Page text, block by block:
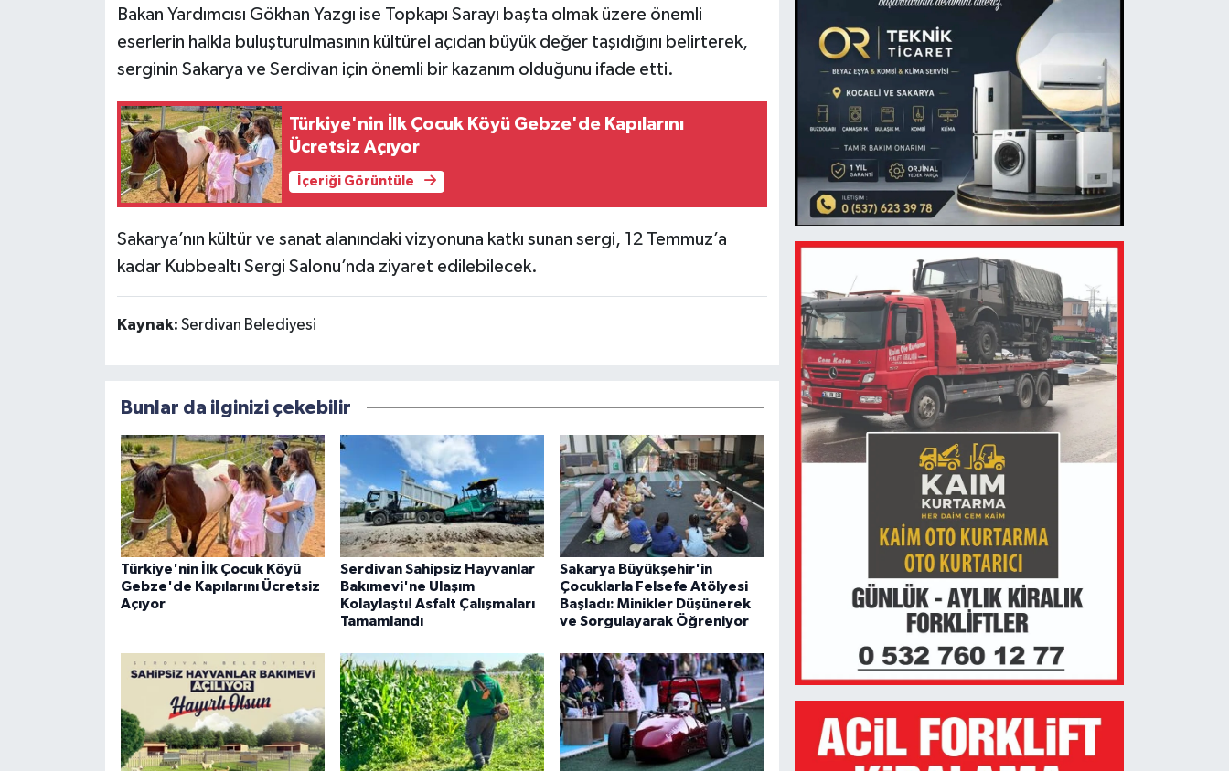
Bakan Yardımcısı Gökhan Yazgı ise Topkapı Sarayı başta olmak üzere önemli
eserlerin halkla buluşturulmasının kültürel açıdan büyük değer taşıdığını belirterek,
serginin Sakarya ve Serdivan için önemli bir kazanım olduğunu ifade etti.
Türkiye'nin İlk Çocuk Köyü Gebze'de Kapılarını
Ücretsiz Açıyor
İçeriği Görüntüle
Sakarya’nın kültür ve sanat alanındaki vizyonuna katkı sunan sergi, 12 Temmuz’a
kadar Kubbealtı Sergi Salonu’nda ziyaret edilebilecek.
Kaynak: Serdivan Belediyesi
Bunlar da ilginizi çekebilir
Türkiye'nin İlk Çocuk Köyü
Gebze'de Kapılarını Ücretsiz
Açıyor
Serdivan Sahipsiz Hayvanlar
Bakımevi'ne Ulaşım
Kolaylaştı! Asfalt Çalışmaları
Tamamlandı
Sakarya Büyükşehir'in
Çocuklarla Felsefe Atölyesi
Başladı: Minikler Düşünerek
ve Sorgulayarak Öğreniyor